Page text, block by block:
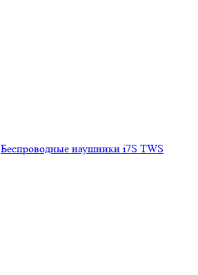
Беспроводные наушники i7S TWS